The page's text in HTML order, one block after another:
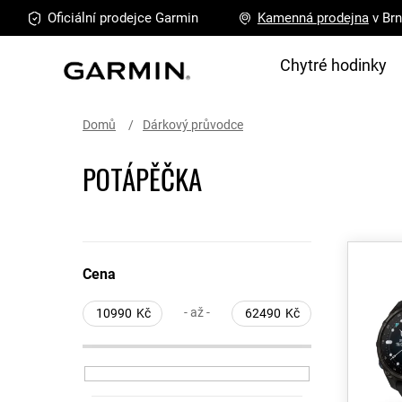
Oficiální prodejce Garmin Kamenná prodejnav
Chytré hodinky
Domů Dárkový průvodce
POTÁPĚČKA
Cena
10990 Kč - až - 62490 Kč
V